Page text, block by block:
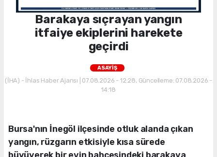
Barakaya sıçrayan yangın
itfaiye ekiplerini harekete
geçirdi
ASAYİŞ
(İHA) - İhlas Haber Ajansı | 07.08.2026 - 12:28, Güncelleme: 07.08.2026 -
14:18
Bursa'nın İnegöl ilçesinde otluk alanda çıkan
yangın, rüzgarın etkisiyle kısa sürede